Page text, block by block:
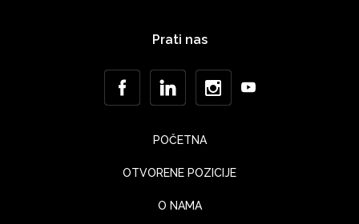
Prati nas
POČETNA
OTVORENE POZICIJE
O NAMA